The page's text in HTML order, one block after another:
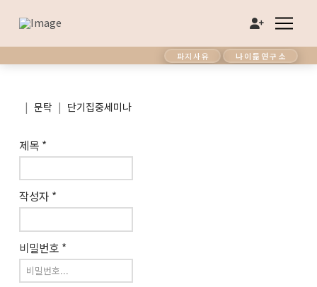
파지사유 나이듦연구소
| 문탁 | 단기집중세미나
제목 *
작성자 *
비밀번호 *